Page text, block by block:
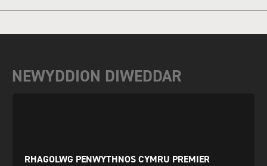
NEWYDDION DIWEDDAR
RHAGOLWG PENWYTHNOS CYMRU PREMIER